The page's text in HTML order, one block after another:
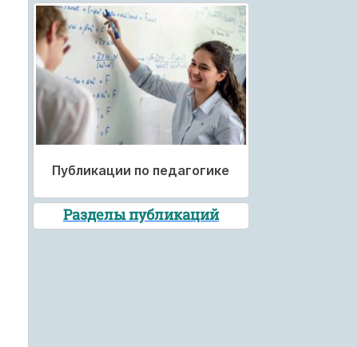
Публикации по педагогике
Разделы публикаций